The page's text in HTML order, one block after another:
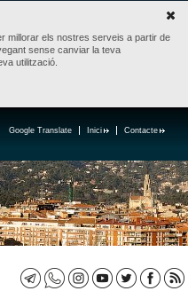
millorar els nostres serveis a partir de
sense canviar la teva
utilització.
Contacte
Inici
Google Translate